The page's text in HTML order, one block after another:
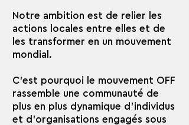
Notre ambition est de relier les
actions locales entre elles et de
les transformer en un mouvement
mondial.
C'est pourquoi le mouvement OFF
rassemble une communauté de
plus en plus dynamique d'individus
et d'organisations engagés sous